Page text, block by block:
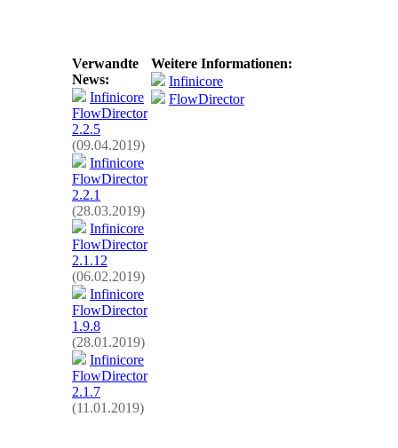
Verwandte
News:
Infinicore
FlowDirector
2.2.5
(09.04.2019)
Infinicore
FlowDirector
2.2.1
(28.03.2019)
Infinicore
FlowDirector
2.1.12
(06.02.2019)
Infinicore
FlowDirector
1.9.8
(28.01.2019)
Infinicore
FlowDirector
2.1.7
(11.01.2019)
Weitere Informationen:
Infinicore
FlowDirector